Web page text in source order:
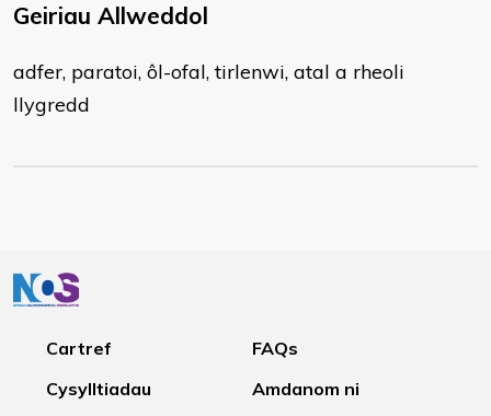
Geiriau Allweddol
adfer, paratoi, ôl-ofal, tirlenwi, atal a rheoli
llygredd
Cartref
FAQs
Cysylltiadau
Amdanom ni